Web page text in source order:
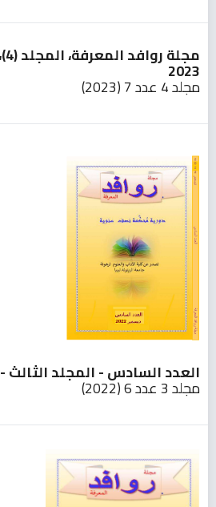
2023
مجلد 4 عدد 7 (2023)
العدد السادس - المجلد الثالث -2022
مجلد 3 عدد 6 (2022)